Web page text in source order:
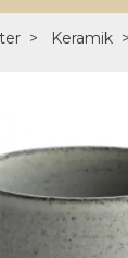
Keramik